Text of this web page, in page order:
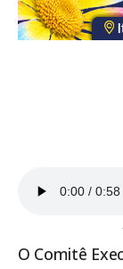
O Comitê